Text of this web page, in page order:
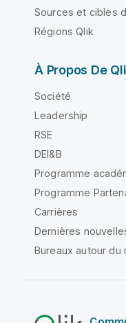
Sources et cibles
Régions Qlik
À Propos De
Société
Leadership
RSE
DEI&B
Programme
Programme
Carrières
Dernières
Bureaux autour